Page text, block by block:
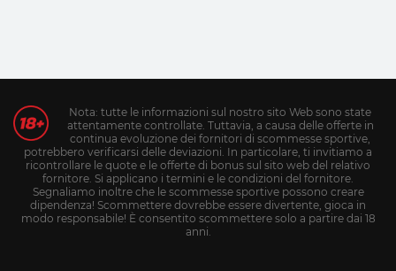
Nota: tutte le informazioni sul nostro sito Web sono state
attentamente controllate. Tuttavia, a causa delle offerte in
continua evoluzione dei fornitori di scommesse sportive,
potrebbero verificarsi delle deviazioni. In particolare, ti invitiamo a
ricontrollare le quote e le offerte di bonus sul sito web del relativo
fornitore. Si applicano i termini e le condizioni del fornitore.
Segnaliamo inoltre che le scommesse sportive possono creare
dipendenza! Scommettere dovrebbe essere divertente, gioca in
modo responsabile! È consentito scommettere solo a partire dai 18
anni.